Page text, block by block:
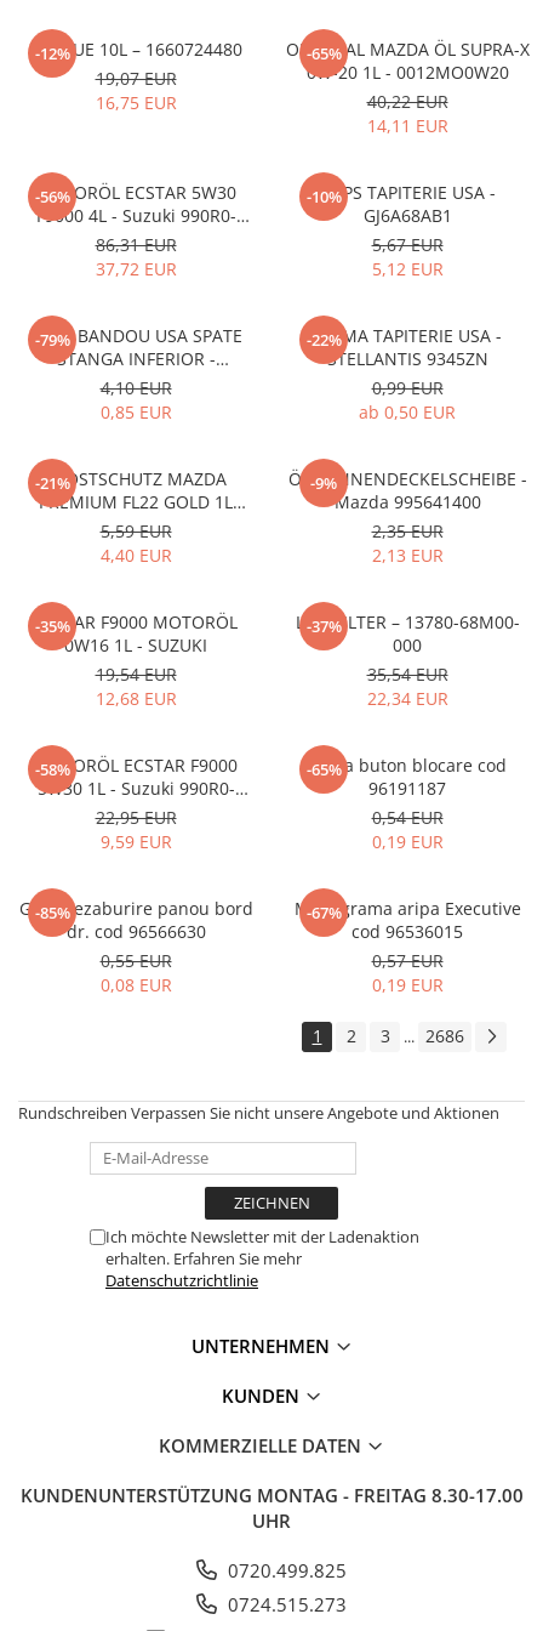
-12%
ADBLUE 10L – 1660724480
19,07 EUR
16,75 EUR
-65%
ORIGINAL MAZDA ÖL SUPRA-X
0W-20 1L - 0012MO0W20
40,22 EUR
14,11 EUR
-56%
MOTORÖL ECSTAR 5W30
F9000 4L - Suzuki 990R0-
21E72-004
86,31 EUR
37,72 EUR
-10%
CLIPS TAPITERIE USA -
GJ6A68AB1
5,67 EUR
5,12 EUR
-79%
CLIPS BANDOU USA SPATE
STANGA INFERIOR -
KD5351SJ3A
4,10 EUR
0,85 EUR
-22%
CLEMA TAPITERIE USA -
STELLANTIS 9345ZN
0,99 EUR
ab 0,50 EUR
-21%
FROSTSCHUTZ MAZDA
PREMIUM FL22 GOLD 1L
L247CL005 4X
5,59 EUR
4,40 EUR
-9%
ÖLWANNENDECKELSCHEIBE -
Mazda 995641400
2,35 EUR
2,13 EUR
-35%
ECSTAR F9000 MOTORÖL
0W16 1L - SUZUKI
19,54 EUR
12,68 EUR
-37%
LUFTFILTER – 13780-68M00-
000
35,54 EUR
22,34 EUR
-58%
MOTORÖL ECSTAR F9000
5W30 1L - Suzuki 990R0-
21E72-001
22,95 EUR
9,59 EUR
-65%
Rama buton blocare cod
96191187
0,54 EUR
0,19 EUR
-85%
Grila dezaburire panou bord
dr. cod 96566630
0,55 EUR
0,08 EUR
-67%
Monograma aripa Executive
cod 96536015
0,57 EUR
0,19 EUR
1 2 3 ... 2686
Rundschreiben Verpassen Sie nicht unsere Angebote und Aktionen
Ich möchte Newsletter mit der Ladenaktion
erhalten. Erfahren Sie mehr
Datenschutzrichtlinie
UNTERNEHMEN
KUNDEN
KOMMERZIELLE DATEN
KUNDENUNTERSTÜTZUNG MONTAG - FREITAG 8.30-17.00
UHR
0720.499.825
0724.515.273